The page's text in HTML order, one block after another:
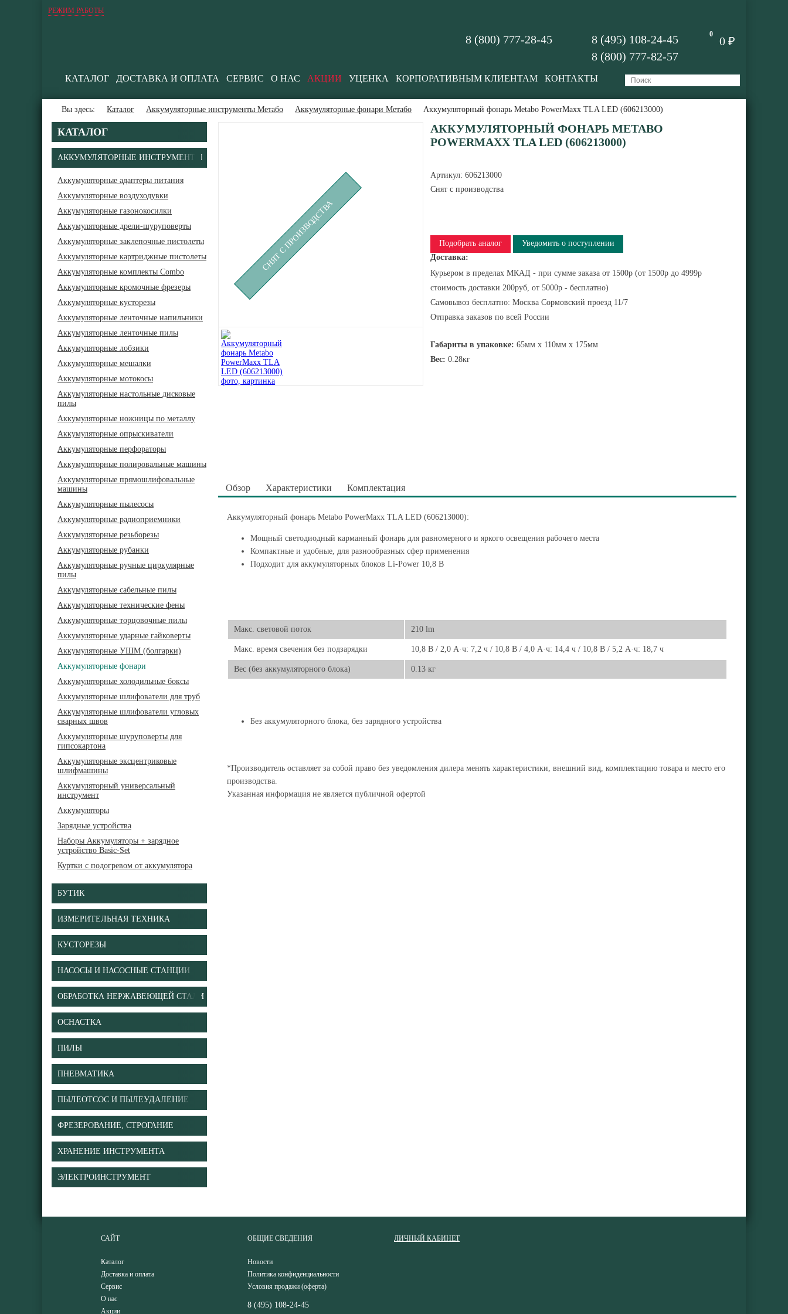
РЕЖИМ РАБОТЫ
0
0 ₽
8 (495) 108-24-45
8 (800) 777-82-57
8 (800) 777-28-45
КАТАЛОГ ДОСТАВКА И ОПЛАТА СЕРВИС О НАС АКЦИИ УЦЕНКА КОРПОРАТИВНЫМ КЛИЕНТАМ КОНТАКТЫ
Вы здесь: Каталог Аккумуляторные инструменты Метабо Аккумуляторные фонари Метабо Аккумуляторный фонарь Metabo PowerMaxx TLA LED (606213000)
КАТАЛОГ
АККУМУЛЯТОРНЫЕ ИНСТРУМЕНТЫ
Аккумуляторные адаптеры питания
Аккумуляторные воздуходувки
Аккумуляторные газонокосилки
Аккумуляторные дрели-шуруповерты
Аккумуляторные заклепочные пистолеты
Аккумуляторные картриджные пистолеты
Аккумуляторные комплекты Combo
Аккумуляторные кромочные фрезеры
Аккумуляторные кусторезы
Аккумуляторные ленточные напильники
Аккумуляторные ленточные пилы
Аккумуляторные лобзики
Аккумуляторные мешалки
Аккумуляторные мотокосы
Аккумуляторные настольные дисковые
пилы
Аккумуляторные ножницы по металлу
Аккумуляторные опрыскиватели
Аккумуляторные перфораторы
Аккумуляторные полировальные машины
Аккумуляторные прямошлифовальные
машины
Аккумуляторные пылесосы
Аккумуляторные радиоприемники
Аккумуляторные резьборезы
Аккумуляторные рубанки
Аккумуляторные ручные циркулярные
пилы
Аккумуляторные сабельные пилы
Аккумуляторные технические фены
Аккумуляторные торцовочные пилы
Аккумуляторные ударные гайковерты
Аккумуляторные УШМ (болгарки)
Аккумуляторные фонари
Аккумуляторные холодильные боксы
Аккумуляторные шлифователи для труб
Аккумуляторные шлифователи угловых
сварных швов
Аккумуляторные шуруповерты для
гипсокартона
Аккумуляторные эксцентриковые
шлифмашины
Аккумуляторный универсальный
инструмент
Аккумуляторы
Зарядные устройства
Наборы Аккумуляторы + зарядное
устройство Basic-Set
Куртки с подогревом от аккумулятора
БУТИК
ИЗМЕРИТЕЛЬНАЯ ТЕХНИКА
КУСТОРЕЗЫ
НАСОСЫ И НАСОСНЫЕ СТАНЦИИ
ОБРАБОТКА НЕРЖАВЕЮЩЕЙ СТАЛИ
ОСНАСТКА
ПИЛЫ
ПНЕВМАТИКА
ПЫЛЕОТСОС И ПЫЛЕУДАЛЕНИЕ
ФРЕЗЕРОВАНИЕ, СТРОГАНИЕ
ХРАНЕНИЕ ИНСТРУМЕНТА
ЭЛЕКТРОИНСТРУМЕНТ
СНЯТ С ПРОИЗВОДСТВА
АККУМУЛЯТОРНЫЙ ФОНАРЬ METABO
POWERMAXX TLA LED (606213000)
Артикул: 606213000
Снят с производства
Подобрать аналог
Уведомить о поступлении
Доставка:
Курьером в пределах МКАД - при сумме заказа от 1500р (от 1500р до 4999р
стоимость доставки 200руб, от 5000р - бесплатно)
Самовывоз бесплатно: Москва Сормовский проезд 11/7
Отправка заказов по всей России
Габариты в упаковке: 65мм x 110мм x 175мм
Вес: 0.28кг
Обзор Характеристики Комплектация
Аккумуляторный фонарь Metabo PowerMaxx TLA LED (606213000):
Мощный светодиодный карманный фонарь для равномерного и яркого освещения рабочего места
Компактные и удобные, для разнообразных сфер применения
Подходит для аккумуляторных блоков Li-Power 10,8 В
Макс. световой поток 210 lm
Макс. время свечения без подзарядки 10,8 В / 2,0 А·ч: 7,2 ч / 10,8 В / 4,0 А·ч: 14,4 ч / 10,8 В / 5,2 А·ч: 18,7 ч
Вес (без аккумуляторного блока) 0.13 кг
Без аккумуляторного блока, без зарядного устройства
*Производитель оставляет за собой право без уведомления дилера менять характеристики, внешний вид, комплектацию товара и место его
производства.
Указанная информация не является публичной офертой
САЙТ
Каталог
Доставка и оплата
Сервис
О нас
Акции
ОБЩИЕ СВЕДЕНИЯ
Новости
Политика конфиденциальности
Условия продажи (оферта)
8 (495) 108-24-45
ЛИЧНЫЙ КАБИНЕТ